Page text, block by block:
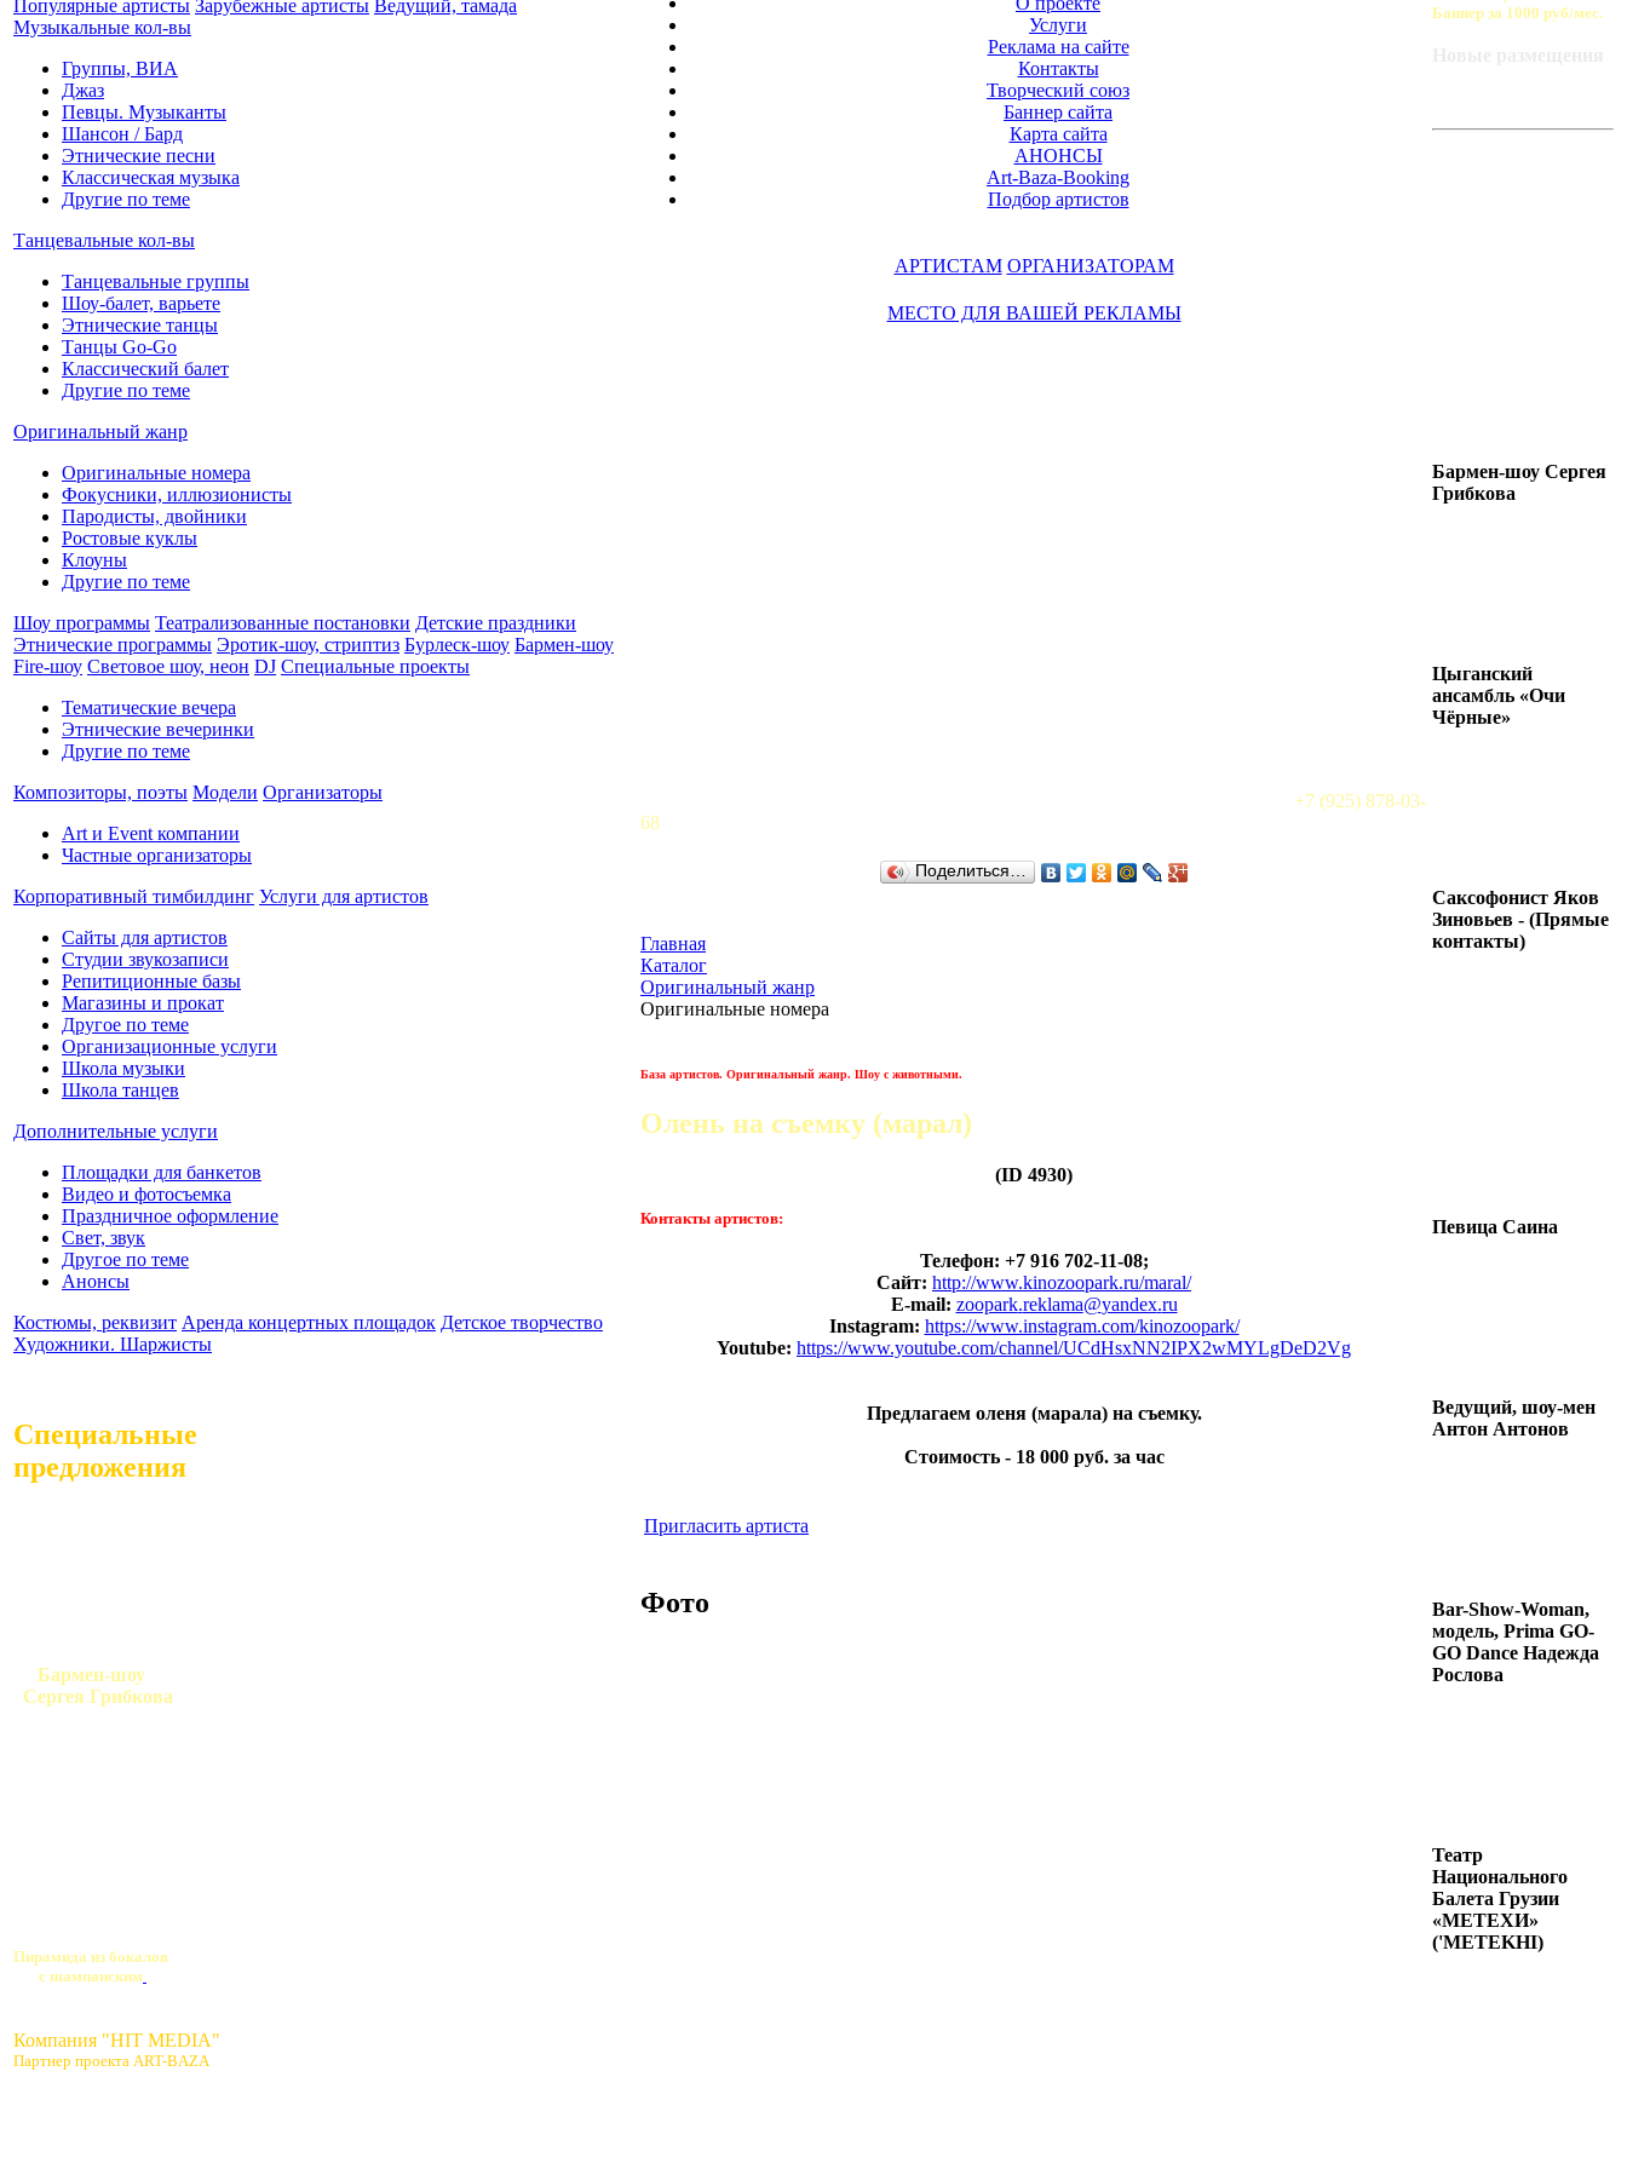
Популярные артисты Зарубежные артисты Ведущий, тамада
Музыкальные кол-вы
Группы, ВИА
Джаз
Певцы. Музыканты
Шансон / Бард
Этнические песни
Классическая музыка
Другие по теме
Танцевальные кол-вы
Танцевальные группы
Шоу-балет, варьете
Этнические танцы
Танцы Go-Go
Классический балет
Другие по теме
Оригинальный жанр
Оригинальные номера
Фокусники, иллюзионисты
Пародисты, двойники
Ростовые куклы
Клоуны
Другие по теме
Шоу программы Театрализованные постановки Детские праздники
Этнические программы Эротик-шоу, стриптиз Бурлеск-шоу Бармен-шоу
Fire-шоу Световое шоу, неон DJ Специальные проекты
Тематические вечера
Этнические вечеринки
Другие по теме
Композиторы, поэты Модели Организаторы
Art и Event компании
Частные организаторы
Корпоративный тимбилдинг Услуги для артистов
Сайты для артистов
Студии звукозаписи
Репитиционные базы
Магазины и прокат
Другое по теме
Организационные услуги
Школа музыки
Школа танцев
Дополнительные услуги
Площадки для банкетов
Видео и фотосъемка
Праздничное оформление
Свет, звук
Другое по теме
Анонсы
Костюмы, реквизит Аренда концертных площадок Детское творчество
Художники. Шаржисты
Специальные
предложения
Бармен-шоу
Сергея Грибкова
Пирамида из бокалов
с шампанским
Компания "HIT MEDIA"
Партнер проекта ART-BAZA
Услуги
Реклама на сайте
Контакты
Творческий союз
Баннер сайта
Карта сайта
АНОНСЫ
Art-Baza-Booking
Подбор артистов
АРТИСТАМ ОРГАНИЗАТОРАМ
МЕСТО ДЛЯ ВАШЕЙ РЕКЛАМЫ
+7 (925) 878-03-
68
Поделиться…
Главная
Каталог
Оригинальный жанр
Оригинальные номера
База артистов. Оригинальный жанр. Шоу с животными.
Олень на съемку (марал)
(ID 4930)
Контакты артистов:
Телефон: +7 916 702-11-08;
Сайт: http://www.kinozoopark.ru/maral/
E-mail: zoopark.reklama@yandex.ru
Instagram: https://www.instagram.com/kinozoopark/
Youtube: https://www.youtube.com/channel/UCdHsxNN2IPX2wMYLgDeD2Vg
Предлагаем оленя (марала) на съемку.
Стоимость - 18 000 руб. за час
Пригласить артиста
Фото
Баннер за 1000 руб/мес.
Бармен-шоу Сергея
Грибкова
Цыганский
ансамбль «Очи
Чёрные»
Саксофонист Яков
Зиновьев - (Прямые
контакты)
Певица Саина
Ведущий, шоу-мен
Антон Антонов
Bar-Show-Woman,
модель, Prima GO-
GO Dance Надежда
Рослова
Театр
Национального
Балета Грузии
«МЕТЕХИ»
('METEKHI)